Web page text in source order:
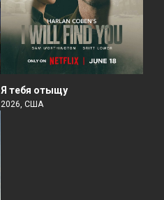
Я тебя отыщу
2026, США